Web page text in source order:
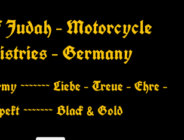
– Motorcycle
– Germany
~~~~~~~ Liebe – Treue – Ehre –
~~~~~~~ Black & Gold